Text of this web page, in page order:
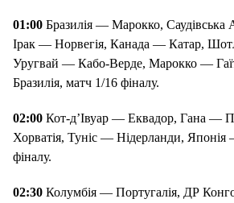
01:00 Бразилія — Марокко, Саудівська
Ірак — Норвегія, Канада — Катар,
Уругвай — Кабо-Верде, Марокко —
Бразилія, матч 1/16 фіналу.
02:00 Кот-д’Івуар — Еквадор, Гана —
Хорватія, Туніс — Нідерланди,
фіналу.
02:30 Колумбія — Португалія, ДР